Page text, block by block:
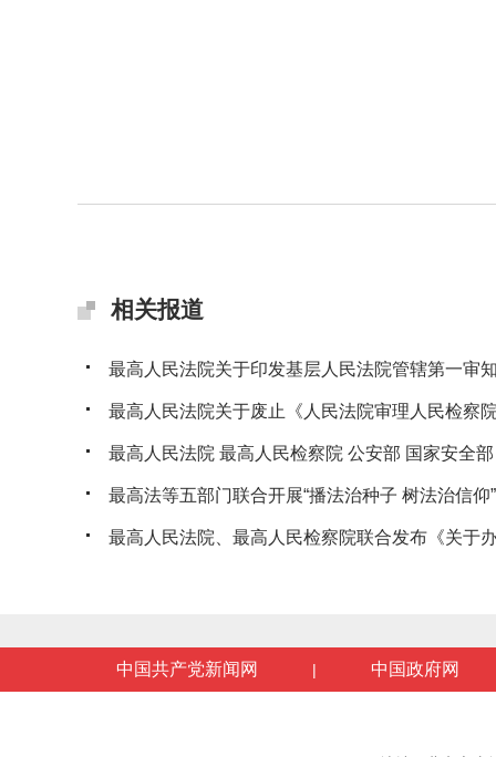
相关报道
最高人民法院关于印发基层人民法院管辖第一审
最高人民法院关于废止《人民法院审理人民检察
最高人民法院 最高人民检察院 公安部 国家安全
最高法等五部门联合开展“播法治种子 树法治信仰
最高人民法院、最高人民检察院联合发布《关于
中国共产党新闻网 | 中国政府网